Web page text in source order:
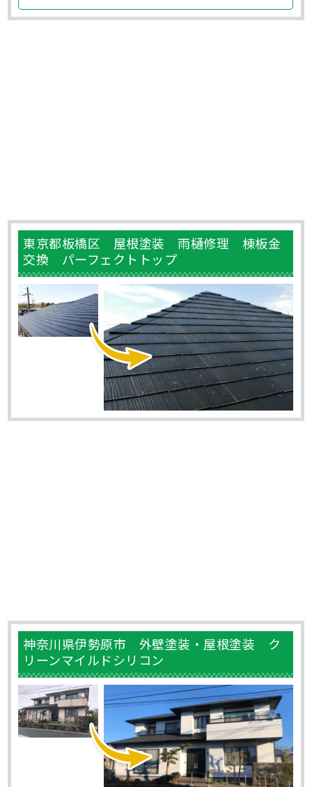
東京都板橋区 屋根塗装 雨樋修理 棟板金
交換 パーフェクトトップ
神奈川県伊勢原市 外壁塗装・屋根塗装 ク
リーンマイルドシリコン